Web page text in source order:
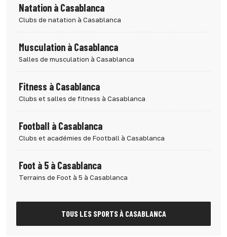
Natation à Casablanca
Clubs de natation à Casablanca
Musculation à Casablanca
Salles de musculation à Casablanca
Fitness à Casablanca
Clubs et salles de fitness à Casablanca
Football à Casablanca
Clubs et académies de Football à Casablanca
Foot à 5 à Casablanca
Terrains de Foot à 5 à Casablanca
TOUS LES SPORTS À CASABLANCA